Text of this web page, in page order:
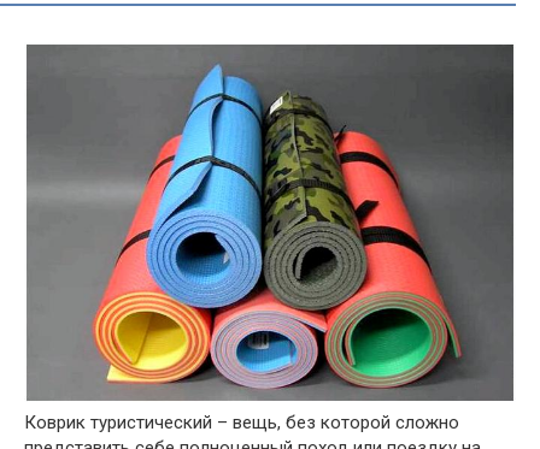
Коврик туристический – вещь, без которой сложно